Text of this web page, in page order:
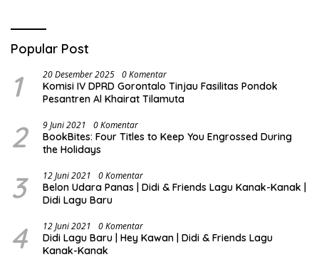
Popular Post
1 20 Desember 2025 0 Komentar
Komisi IV DPRD Gorontalo Tinjau Fasilitas Pondok
Pesantren Al Khairat Tilamuta
2 9 Juni 2021 0 Komentar
BookBites: Four Titles to Keep You Engrossed During
the Holidays
3 12 Juni 2021 0 Komentar
Belon Udara Panas | Didi & Friends Lagu Kanak-Kanak |
Didi Lagu Baru
4 12 Juni 2021 0 Komentar
Didi Lagu Baru | Hey Kawan | Didi & Friends Lagu
Kanak-Kanak